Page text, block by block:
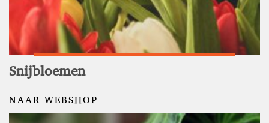
Snijbloemen
NAAR WEBSHOP